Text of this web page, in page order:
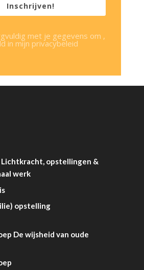
Inschrijven!
met je gegevens om ,
in mijn privacybeleid
Lichtkracht, opstellingen &
werk
opstelling
De wijsheid van oude